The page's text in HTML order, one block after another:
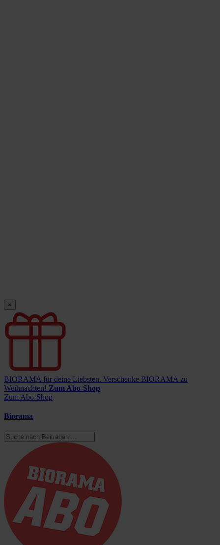
×
BIORAMA für deine Liebsten. Verschenke BIORAMA zu
Weihnachten! Zum Abo-Shop
Zum Abo-Shop
Biorama